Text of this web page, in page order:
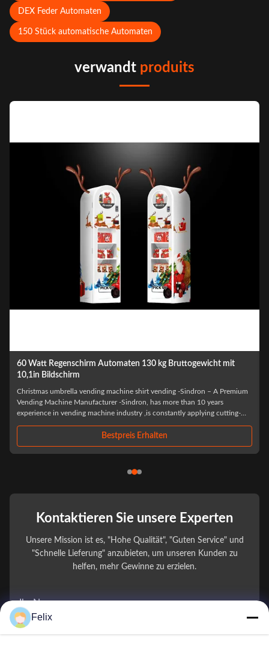
DEX Feder Automaten
150 Stück automatische Automaten
verwandt produits
Handelsgewerbe Automatische Verkaufsautomaten MDB
Software-System Galvanisiertes Schaum
HOT Christmas gifts self vending machine for commercial street -Sindron,
has more than 10 years experience in vending machine industry ,is
constantly applying cutting-edge technology to the smart retail industry
Bestpreis Erhalten
Kontaktieren Sie unsere Experten
Unsere Mission ist es, "Hohe Qualität", "Guten Service" und
"Schnelle Lieferung" anzubieten, um unseren Kunden zu
helfen, mehr Gewinne zu erzielen.
Ihr Name
Felix